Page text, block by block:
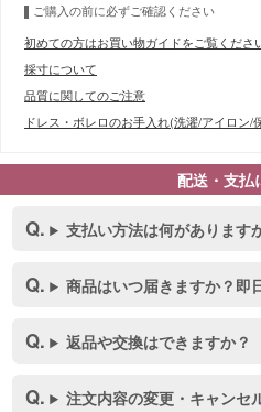
ご購入の前に必ずご確認ください
初めての方はお買い物ガイドをご覧くださ
採寸について
品質に関してのご注意
ドレス・ボレロのお手入れ(洗濯/アイロン/
配送・支払
支払い方法は何があります
商品はいつ届きますか？即
返品や交換はできますか？
注文内容の変更・キャンセ